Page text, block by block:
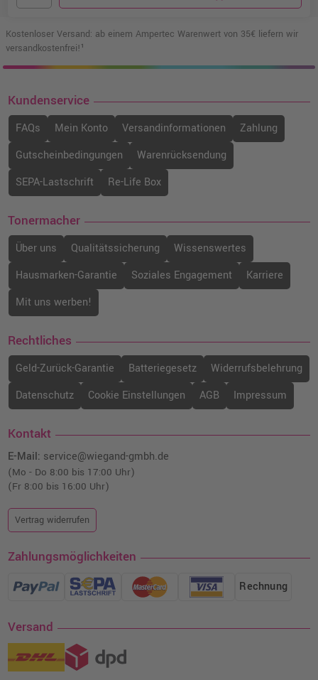
Kostenloser Versand: ab einem Ampertec Warenwert von 35€ liefern wir
versandkostenfrei!¹
Kundenservice
FAQs Mein Konto Versandinformationen
Zahlung
Gutscheinbedingungen
Warenrücksendung
SEPA-Lastschrift
Re-Life Box
Tonermacher
Über uns Qualitätssicherung
Wissenswertes
Hausmarken-Garantie
Soziales Engagement
Karriere
Mit uns werben!
Rechtliches
Geld-Zurück-Garantie Batteriegesetz
Widerrufsbelehrung
Datenschutz
Cookie Einstellungen AGB Impressum
Kontakt
E-Mail: service@wiegand-gmbh.de
(Mo - Do 8:00 bis 17:00 Uhr)
(Fr 8:00 bis 16:00 Uhr)
Vertrag widerrufen
Zahlungsmöglichkeiten
Rechnung
Versand